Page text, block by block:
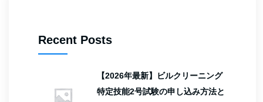
Recent Posts
【2026年最新】ビルクリーニング
特定技能2号試験の申し込み方法と